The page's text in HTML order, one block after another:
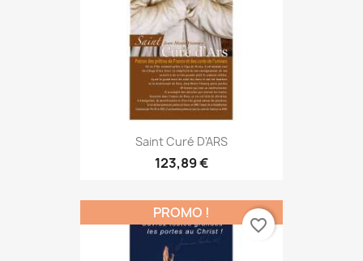
Saint Curé D'ARS
123,89 €
PROMO !
favorite_border